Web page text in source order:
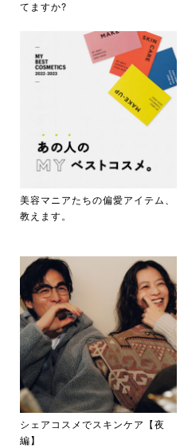
てますか?
美容マニアたちの偏愛アイテム、
教えます。
シェアコスメでスキンケア【夜
編】